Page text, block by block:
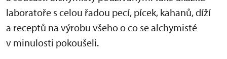
laboratoře s celou řadou pecí, pícek, kahanů, díží
a receptů na výrobu všeho o co se alchymisté
v minulosti pokoušeli.